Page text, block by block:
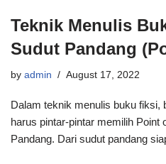
Teknik Menulis
Sudut Pandang
by admin August 17, 2022
Dalam teknik menulis buku fiksi,
harus pintar-pintar memilih Point
Pandang. Dari sudut pandang